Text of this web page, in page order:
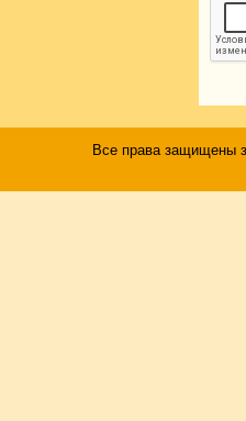
Все права защищены